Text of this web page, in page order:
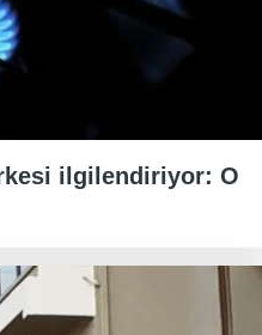
ilgilendiriyor: O